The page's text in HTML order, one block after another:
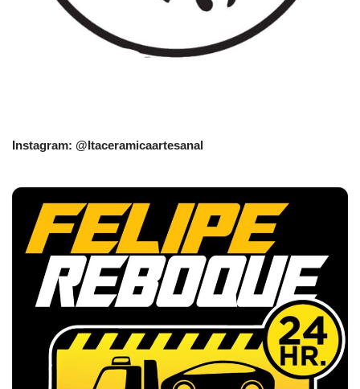
Instagram: @Itaceramicaartesanal